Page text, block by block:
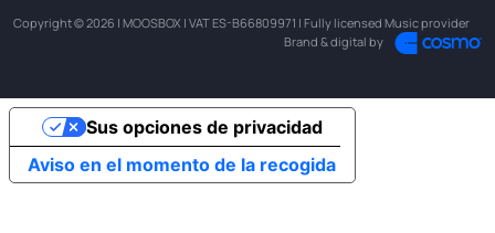
Copyright © 2026 | MOOSBOX | VAT ES-B66809971 | Fully licensed Music provider
Brand & digital by
Aviso en el momento de la recogida
Sus opciones de privacidad